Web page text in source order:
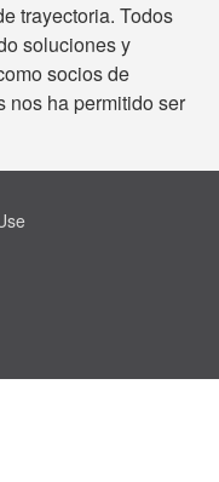
trayectoria. Todos
soluciones y
socios de
nos ha permitido ser